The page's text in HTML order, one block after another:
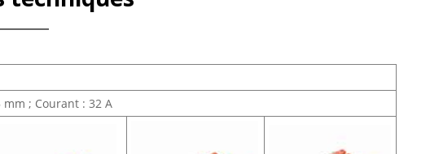
mm ; Courant : 32 A